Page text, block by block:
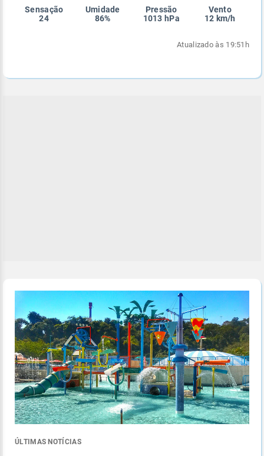
Sensação
24
Umidade
86%
Pressão
1013 hPa
Vento
12 km/h
Atualizado às 19:51h
ÚLTIMAS NOTÍCIAS
Enviar
Enviar
Enviar
Enviar
Enviar